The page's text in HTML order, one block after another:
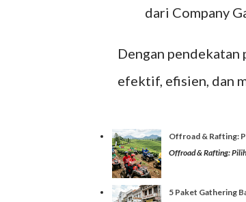
dari Company
Dengan
efektif, efisien, dan
Offroad & Rafting:
Offroad & Rafting:
5 Paket Gathering